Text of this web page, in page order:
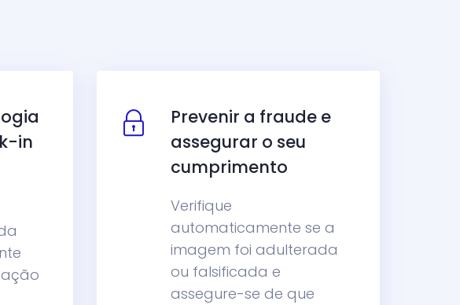
in
Prevenir a fraude e
assegurar o seu
cumprimento
Verifique
automaticamente se a
imagem foi adulterada
ou falsificada e
assegure-se de que